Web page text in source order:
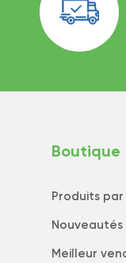
Boutique
Produits
Nouveautés
Meilleur